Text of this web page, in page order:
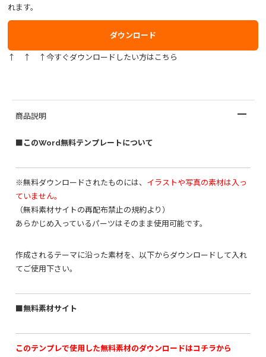
れます。
ダウンロード
↑ ↑ ↑今すぐダウンロードしたい方はこちら
商品説明
■このWord無料テンプレートについて
※無料ダウンロードされたものには、 イラストや写真の素材は入っ
ていません。
（無料素材サイトの再配布禁止の規約より）
あらかじめ入っているパーツはそのまま使用可能です。
作成されるテーマに沿った素材を、以下からダウンロードして入れ
てご使用下さい。
■無料素材サイト
このテンプレで使用した無料素材のダウンロードはコチラから